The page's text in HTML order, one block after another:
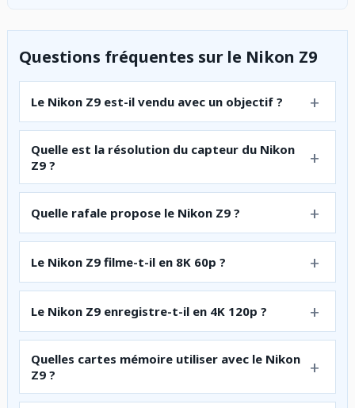
Questions fréquentes sur le Nikon Z9
Le Nikon Z9 est-il vendu avec un objectif ?
Quelle est la résolution du capteur du Nikon
Z9 ?
Quelle rafale propose le Nikon Z9 ?
Le Nikon Z9 filme-t-il en 8K 60p ?
Le Nikon Z9 enregistre-t-il en 4K 120p ?
Quelles cartes mémoire utiliser avec le Nikon
Z9 ?